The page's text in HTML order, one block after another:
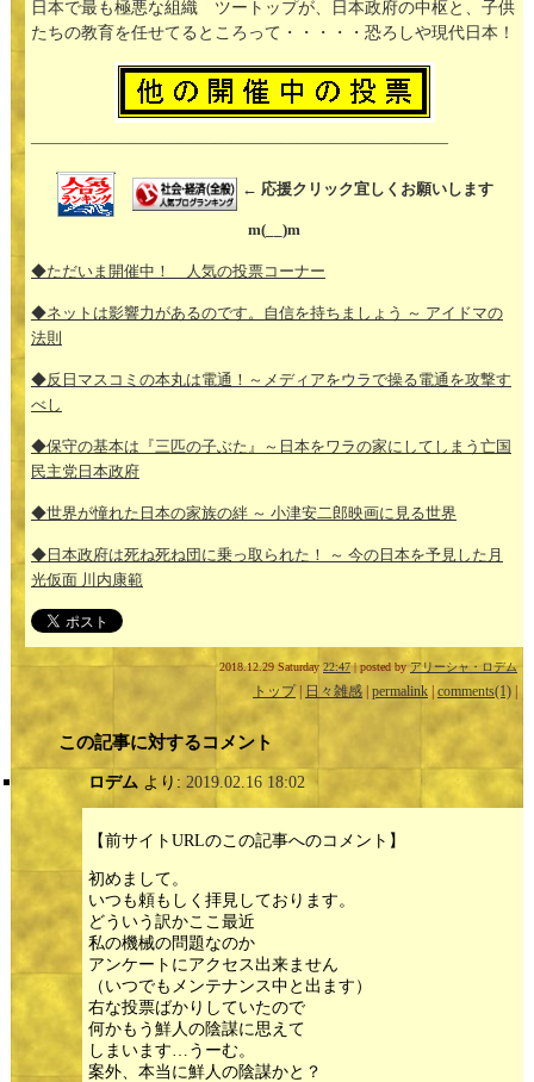
日本で最も極悪な組織 ツートップが、日本政府の中枢と、子供
たちの教育を任せてるところって・・・・・恐ろしや現代日本！
—————————————————————————
← 応援クリック宜しくお願いします
m(__)m
◆ただいま開催中！ 人気の投票コーナー
◆ネットは影響力があるのです。自信を持ちましょう ～ アイドマの
法則
◆反日マスコミの本丸は電通！～メディアをウラで操る電通を攻撃す
べし
◆保守の基本は『三匹の子ぶた』～日本をワラの家にしてしまう亡国
民主党日本政府
◆世界が憧れた日本の家族の絆 ～ 小津安二郎映画に見る世界
◆日本政府は死ね死ね団に乗っ取られた！ ～ 今の日本を予見した月
光仮面 川内康範
2018.12.29 Saturday 22:47| posted byアリーシャ・ロデム
トップ| 日々雑感 permalink comments(1)
この記事に対するコメント
ロデム より: 2019.02.16 18:02
【前サイトURLのこの記事へのコメント】
初めまして。
いつも頼もしく拝見しております。
どういう訳かここ最近
私の機械の問題なのか
アンケートにアクセス出来ません
（いつでもメンテナンス中と出ます）
右な投票ばかりしていたので
何かもう鮮人の陰謀に思えて
しまいます…うーむ。
案外、本当に鮮人の陰謀かと？